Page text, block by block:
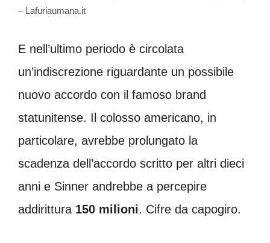
– Lafuriaumana.it
E nell’ultimo periodo è circolata
un’indiscrezione riguardante un possibile
nuovo accordo con il famoso brand
statunitense. Il colosso americano, in
particolare, avrebbe prolungato la
scadenza dell’accordo scritto per altri dieci
anni e Sinner andrebbe a percepire
addirittura 150 milioni. Cifre da capogiro.